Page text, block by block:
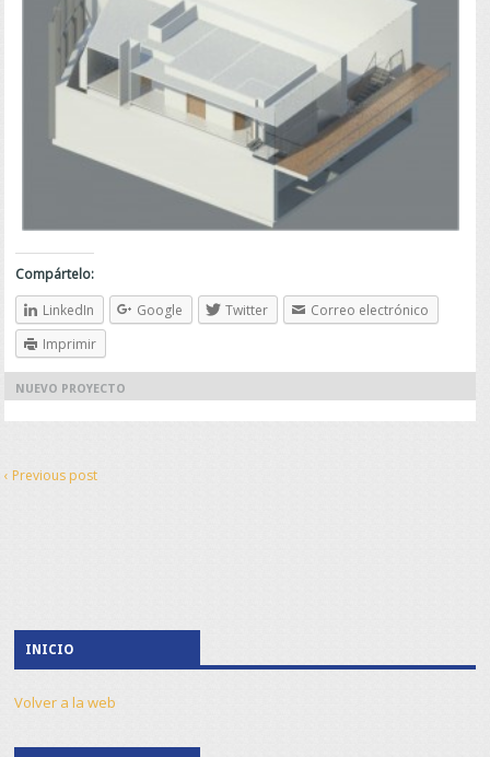
Compártelo:
LinkedIn
Google Twitter
Correo electrónico
Imprimir
NUEVO PROYECTO
‹ Previous post
INICIO
Volver a la web